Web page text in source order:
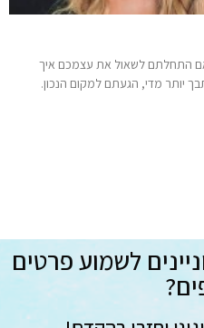
אם התחלתם לשאול את עצמכם איך
יותר מדי, הגעתם למקום הנכון.
לשמוע פרטים